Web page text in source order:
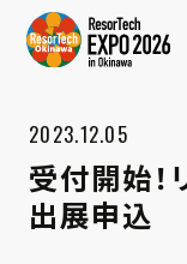
2023.12.05
受付開始！
出展申込